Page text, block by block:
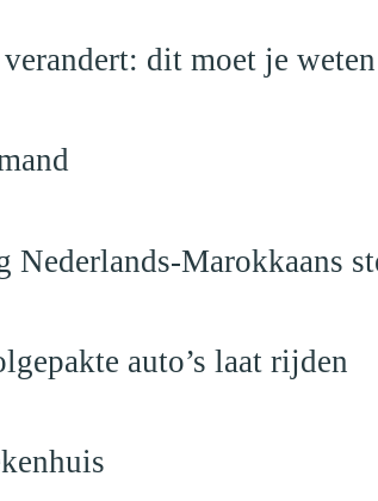
dit moet je weten
Nederlands-Marokkaans
auto’s laat rijden